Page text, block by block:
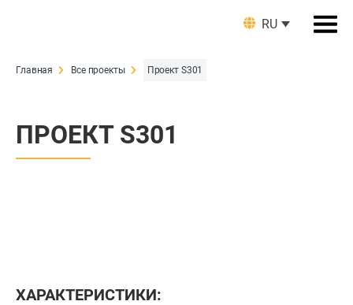
RU
Главная Все проекты Проект S301
ПРОЕКТ S301
ХАРАКТЕРИСТИКИ: